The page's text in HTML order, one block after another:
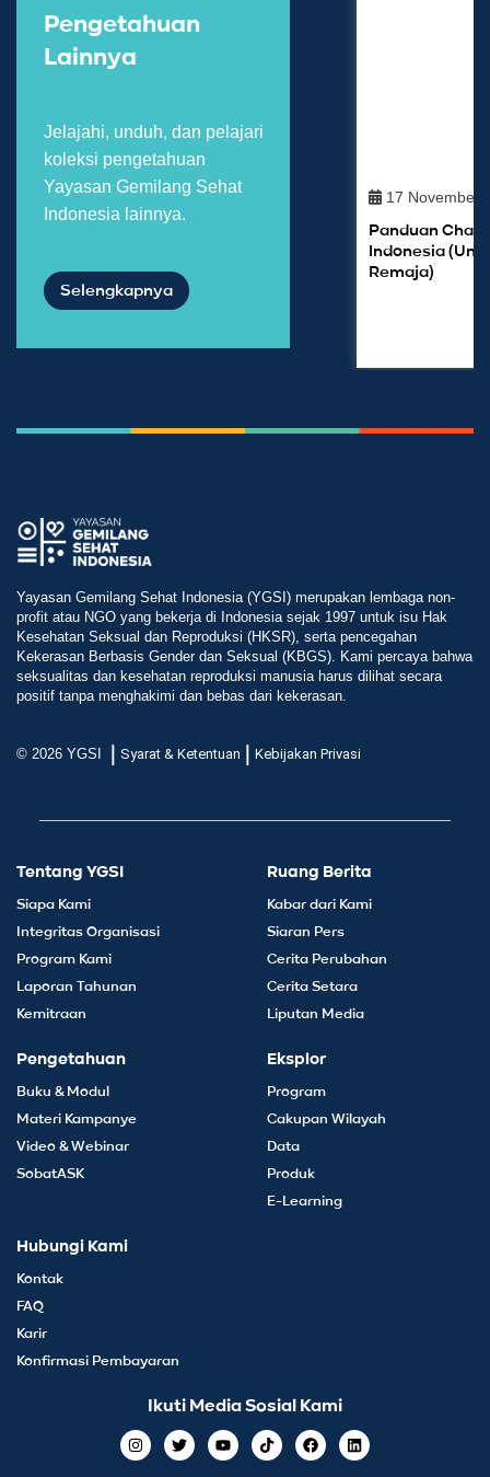
Pengetahuan
Lainnya
Jelajahi, unduh, dan pelajari
koleksi pengetahuan
Yayasan Gemilang Sehat
Indonesia lainnya.
Selengkapnya
17 November
Panduan
Indonesia
Remaja)
Yayasan Gemilang Sehat Indonesia (YGSI) merupakan lembaga non-
profit atau NGO yang bekerja di Indonesia sejak 1997 untuk isu Hak
Kesehatan Seksual dan Reproduksi (HKSR), serta pencegahan
Kekerasan Berbasis Gender dan Seksual (KBGS). Kami percaya bahwa
seksualitas dan kesehatan reproduksi manusia harus dilihat secara
positif tanpa menghakimi dan bebas dari kekerasan.
© 2026 YGSI Syarat & Ketentuan Kebijakan Privasi
Tentang YGSI
Siapa Kami
Integritas Organisasi
Program Kami
Laporan Tahunan
Kemitraan
Ruang Berita
Kabar dari Kami
Siaran Pers
Cerita Perubahan
Cerita Setara
Liputan Media
Pengetahuan
Buku & Modul
Materi Kampanye
Video & Webinar
SobatASK
Eksplor
Program
Cakupan Wilayah
Data
Produk
E-Learning
Hubungi Kami
Kontak
FAQ
Karir
Konfirmasi Pembayaran
Ikuti Media Sosial Kami